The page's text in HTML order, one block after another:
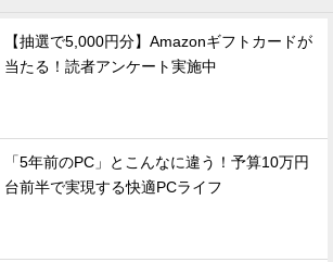
【抽選で5,000円分】Amazonギフトカードが
当たる！読者アンケート実施中
「5年前のPC」とこんなに違う！予算10万円
台前半で実現する快適PCライフ